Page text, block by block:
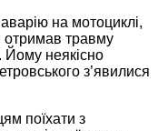
на мотоциклі,
отримав травму
Йому неякісно
з’явилися
поїхати з